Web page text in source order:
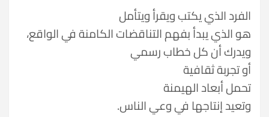
الفرد الذي يكتب ويقرأ ويتأمل
هو الذي يبدأ بفهم التناقضات الكامنة في الواقع،
ويدرك أن كل خطاب رسمي
أو تجربة ثقافية
تحمل أبعاد الهيمنة
وتعيد إنتاجها في وعي الناس.